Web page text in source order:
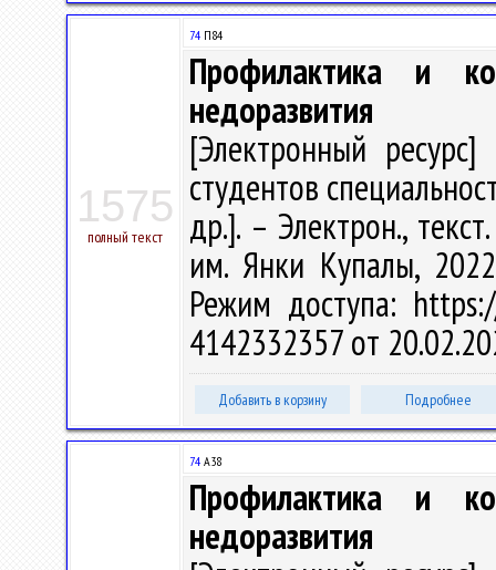
1575
полный текст
74 П84
Профилактика и
недоразвития
[Электронный
студентов
др.]. – Электрон.,
им. Янки Купалы,
Режим доступа:
4142332357 от
Добавить в корзину Подробнее
74 А38
Профилактика и
недоразвития